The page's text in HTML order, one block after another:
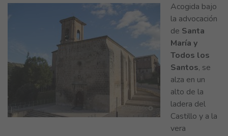
Acogida bajo
la advocación
de Santa
María y
Todos los
Santos, se
alza en un
alto de la
ladera del
Castillo y a la
vera